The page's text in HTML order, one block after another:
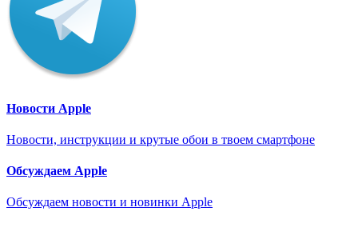
Новости Apple
Новости, инструкции и крутые обои в твоем смартфоне
Обсуждаем Apple
Обсуждаем новости и новинки Apple